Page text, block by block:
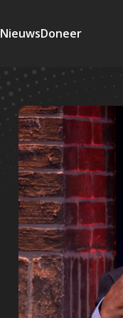
NieuwsDoneer